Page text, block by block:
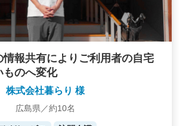
報共有によりご利用者の自宅
ものへ変化
株式会社暮らり 様
広島県／約10名